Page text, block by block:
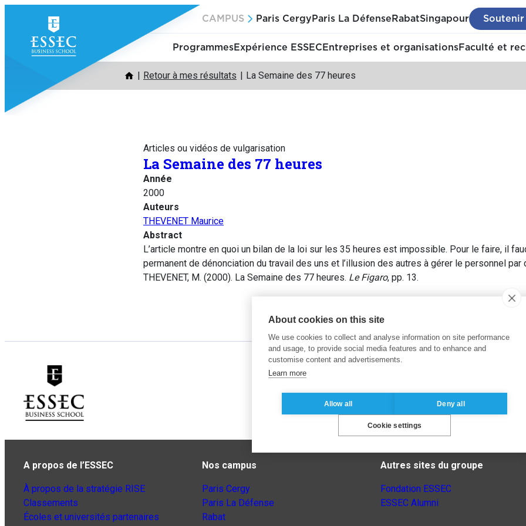
contenu
CAMPUS Paris Cergy Paris La Défense RabatSingapour Soutenir
ProgrammesExpérience ESSEC Entreprises et organisationsFaculté et
Retour à mes résultats La Semaine des 77 heures
Articles ou vidéos de vulgarisation
La Semaine des 77 heures
Année
2000
Auteurs
THEVENET Maurice
Abstract
L’article montre en quoi un bilan de la loi sur les 35 heures est impossible. Pour le faire, il
permanent de dénonciation du travail des uns et l’illusion des autres à gérer le personnel
THEVENET, M. (2000). La Semaine des 77 heures. Le Figaro, pp. 13.
A propos de l’ESSEC
À propos de la stratégie RISE
Classements
Écoles et universités partenaires
Nos campus
Paris Cergy
Paris La Défense
Rabat
Autres sites du groupe
Fondation ESSEC
ESSEC Alumni
About cookies on this site
We use cookies to collect and analyse information on site performance
and usage, to provide social media features and to enhance and
customise content and advertisements.
Learn more
Allow all Deny all
Cookie settings